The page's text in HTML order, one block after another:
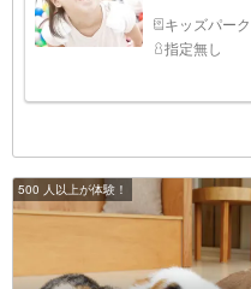
キッズパーク
指定無し
500 人以上が体験！